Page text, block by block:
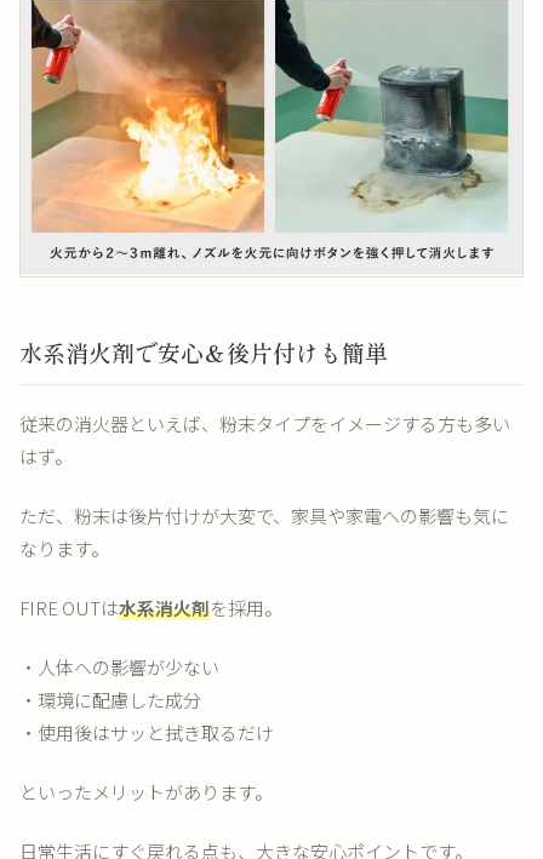
水系消火剤で安心＆後片付けも簡単
従来の消火器といえば、粉末タイプをイメージする方も多い
はず。
ただ、粉末は後片付けが大変で、家具や家電への影響も気に
なります。
FIRE OUTは水系消火剤を採用。
・人体への影響が少ない
・環境に配慮した成分
・使用後はサッと拭き取るだけ
といったメリットがあります。
日常生活にすぐ戻れる点も、大きな安心ポイントです。